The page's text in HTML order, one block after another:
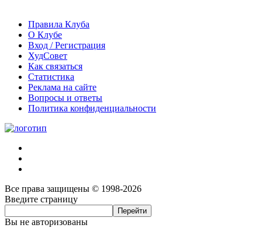
Правила Клуба
О Клубе
Вход / Регистрация
ХудСовет
Как связаться
Статистика
Реклама на сайте
Вопросы и ответы
Политика конфиденциальности
Все права защищены © 1998-2026
Введите страницу
Вы не авторизованы